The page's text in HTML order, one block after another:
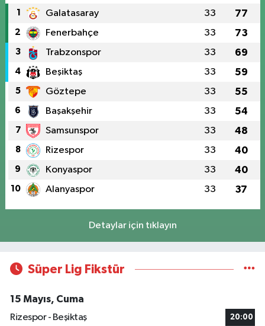
1 Galatasaray 33 77
2 Fenerbahçe 33 73
3 Trabzonspor 33 69
4 Beşiktaş 33 59
5 Göztepe 33 55
6 Başakşehir 33 54
7 Samsunspor 33 48
8 Rizespor 33 40
9 Konyaspor 33 40
10 Alanyaspor 33 37
Detaylar için tıklayın
Süper Lig Fikstür
15 Mayıs, Cuma
Rizespor - Beşiktaş
20:00